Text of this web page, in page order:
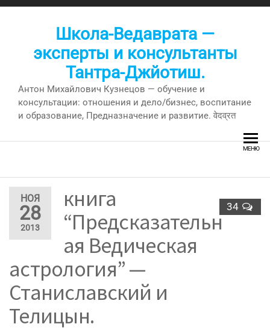
Перейти
Школа-Ведаврата —
эксперты и консультанты
Тантра-Джйотиш.
Антон Михайлович Кузнецов — обучение и
консультации: отношения и дело/бизнес, воспитание
и образование, Предназначение и развитие. वेदव्रत
МЕНЮ
НОЯ
28
2013
34
книга
“Предсказательн
ая Ведическая
астрология” —
Станиславский и
Телицын.